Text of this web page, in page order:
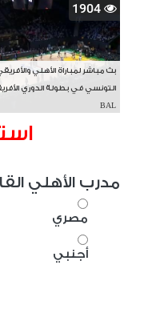
1904
بث مباشر لمباراة الأهلي
التونسي في بطولة الدوري
BAL
مدرب الأهلي
مصري
أجنبي